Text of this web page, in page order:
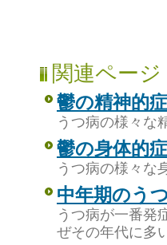
関連ページ
鬱の精神的
うつ病の様々な
鬱の身体的
うつ病の様々な
中年期のう
うつ病が一番発
ぜその年代に多